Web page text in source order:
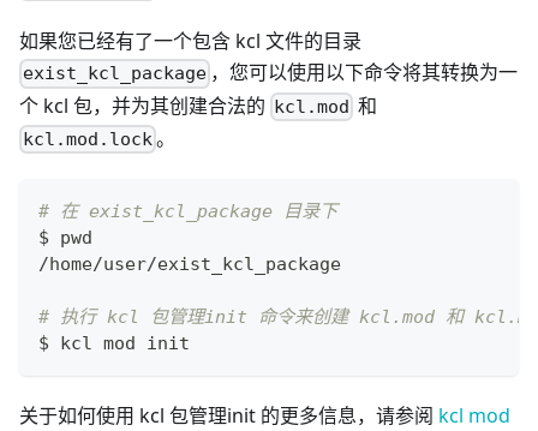
如果您已经有了一个包含 kcl 文件的目录
exist_kcl_package ，您可以使用以下命令将其转换为一
个 kcl 包，并为其创建合法的 kcl.mod 和
kcl.mod.lock。
# 在 exist_kcl_package 目录下
$ pwd
/home/user/exist_kcl_package
# 执行 kcl 包管理init 命令来创建 kcl.mod 和
$ kcl mod init
关于如何使用 kcl 包管理init 的更多信息，请参阅 kcl mod